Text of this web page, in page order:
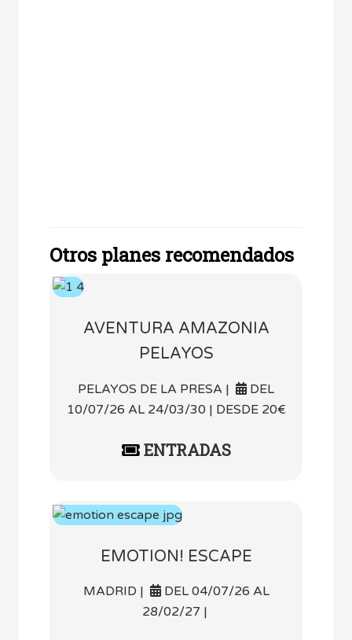
Otros planes recomendados
AVENTURA AMAZONIA
PELAYOS
PELAYOS DE LA PRESA |
DEL
10/07/26 AL 24/03/30 | DESDE 20€
ENTRADAS
EMOTION! ESCAPE
MADRID |
DEL 04/07/26 AL
28/02/27 |